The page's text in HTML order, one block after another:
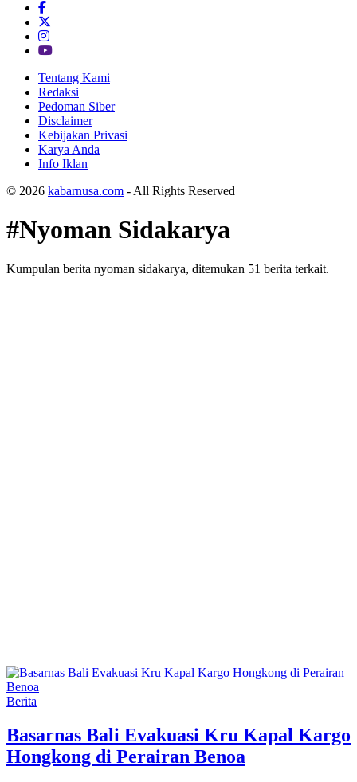
Tentang Kami
Redaksi
Pedoman Siber
Disclaimer
Kebijakan Privasi
Karya Anda
Info Iklan
© 2026 kabarnusa.com - All Rights Reserved
#Nyoman Sidakarya
Kumpulan berita nyoman sidakarya, ditemukan 51 berita terkait.
Berita
Basarnas Bali Evakuasi Kru Kapal Kargo
Hongkong di Perairan Benoa